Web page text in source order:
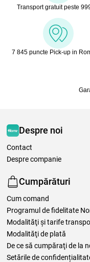
Transport gratuit peste
7 845 puncte Pick-up in
Despre noi
Contact
Despre companie
Cumpărături
Cum comand
Programul de fidelitate
Modalităţi şi tarife
Modalităţi de plată
De ce să cumpăraţi de la
Setările de